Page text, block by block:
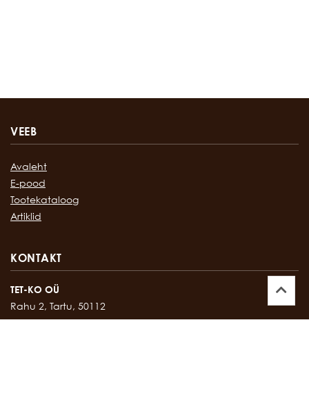
VEEB
Avaleht
E-pood
Tootekataloog
Artiklid
KONTAKT
TET-KO OÜ
Rahu 2, Tartu, 50112
Kontor:747 17 35